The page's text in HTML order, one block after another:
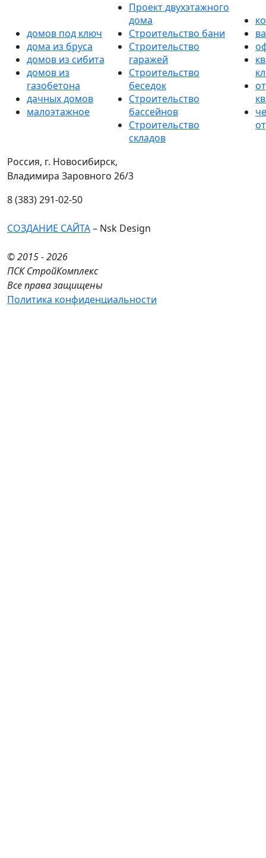
домов под ключ
дома из бруса
домов из сибита
домов из
газобетона
дачных домов
малоэтажное
Проект двухэтажного
дома
Строительство бани
Строительство
гаражей
Строительство
беседок
Строительство
бассейнов
Строительство
складов
Россия, г. Новосибирск,
Владимира Заровного 26/3
8 (383) 291-02-50
СОЗДАНИЕ САЙТА– Nsk Design
© 2015 - 2026
ПСК СтройКомплекс
Все права защищены
Политика конфиденциальности